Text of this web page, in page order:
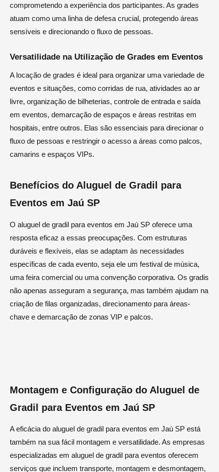
comprometendo a experiência dos participantes. As grades
atuam como uma linha de defesa crucial, protegendo áreas
sensíveis e direcionando o fluxo de pessoas.
Versatilidade na Utilização de Grades em Eventos
A locação de grades é ideal para organizar uma variedade de
eventos e situações, como corridas de rua, atividades ao ar
livre, organização de bilheterias, controle de entrada e saída
em eventos, demarcação de espaços e áreas restritas em
hospitais, entre outros. Elas são essenciais para direcionar o
fluxo de pessoas e restringir o acesso a áreas como palcos,
camarins e espaços VIPs.
Benefícios do Aluguel de Gradil para
Eventos em Jaú SP
O aluguel de gradil para eventos em Jaú SP oferece uma
resposta eficaz a essas preocupações. Com estruturas
duráveis e flexíveis, elas se adaptam às necessidades
específicas de cada evento, seja ele um festival de música,
uma feira comercial ou uma convenção corporativa. Os gradis
não apenas asseguram a segurança, mas também ajudam na
criação de filas organizadas, direcionamento para áreas-
chave e demarcação de zonas VIP e palcos.
Montagem e Configuração do Aluguel de
Gradil para Eventos em Jaú SP
A eficácia do aluguel de gradil para eventos em Jaú SP está
também na sua fácil montagem e versatilidade. As empresas
especializadas em aluguel de gradil para eventos oferecem
serviços que incluem transporte, montagem e desmontagem,